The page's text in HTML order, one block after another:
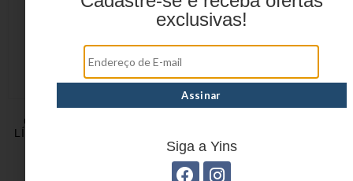
CARTEIRA FEMININA
LÍVIA EM POLIURETANO
exclusivas!
Siga a Yins